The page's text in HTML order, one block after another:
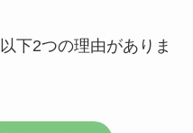
下2つの理由がありま